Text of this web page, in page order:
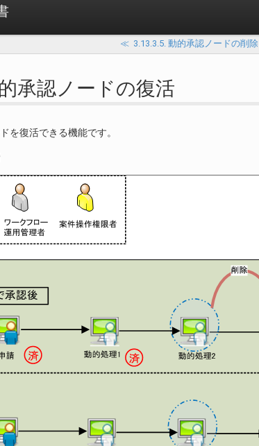
≪ 3.13.3.5. 動的承認ノードの削除
承認ノードの復活
を復活できる機能です。